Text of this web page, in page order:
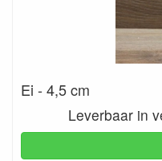
Ei - 4,5 cm
Leverbaar in